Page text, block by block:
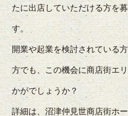
たに出店していただける方を
開業や起業を検討されている
方でも、この機会に商店街エ
かがでしょうか？
詳細は、沼津仲見世商店街ホ